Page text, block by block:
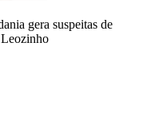
gera suspeitas de